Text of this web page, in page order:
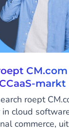
markt
roept
cloud
commerce,